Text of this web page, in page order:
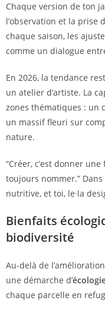
Chaque version de ton
l’observation et la
chaque saison, les
comme un dialogue
En 2026, la tendance
un atelier d’artiste. La
zones thématiques : un
un massif fleuri sur
nature.
“Créer, c’est donner
toujours nommer.”
nutritive, et toi, le·la
Bienfaits
biodiversité
Au-delà de
une démarche d’
chaque parcelle en